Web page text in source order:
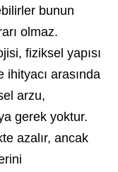
bunun
olmaz.
fiziksel yapısı
ihityacı arasında
arzu,
gerek yoktur.
azalır, ancak